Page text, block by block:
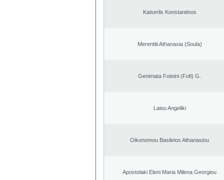
Kaiserlis Konstantinos
Merentiti Athanasia (Soula)
Genimata Foteini (Fofi) G.
Laiou Angeliki
Oikonomou Basileios Athanasiou
Apostolaki Eleni Maria Milena Georgiou